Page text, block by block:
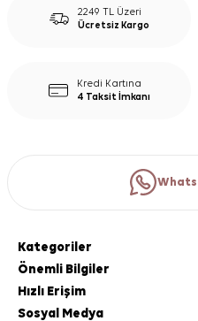
2249 TL Üzeri
Ücretsiz Kargo
Kredi Kartına
4 Taksit İmkanı
Kategoriler
Önemli Bilgiler
Hızlı Erişim
Sosyal Medya